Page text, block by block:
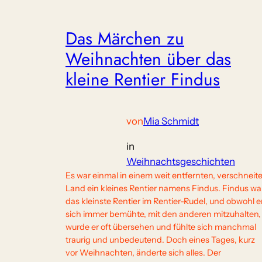
Das Märchen zu
Weihnachten über das
kleine Rentier Findus
vonMia Schmidt
in
Weihnachtsgeschichten
Es war einmal in einem weit entfernten,
Land ein kleines Rentier namens Findus. Findus
das kleinste Rentier im Rentier-Rudel, und obwohl
sich immer bemühte, mit den anderen mitzuhalten,
wurde er oft übersehen und fühlte sich manchmal
traurig und unbedeutend. Doch eines Tages, kurz
vor Weihnachten, änderte sich alles. Der